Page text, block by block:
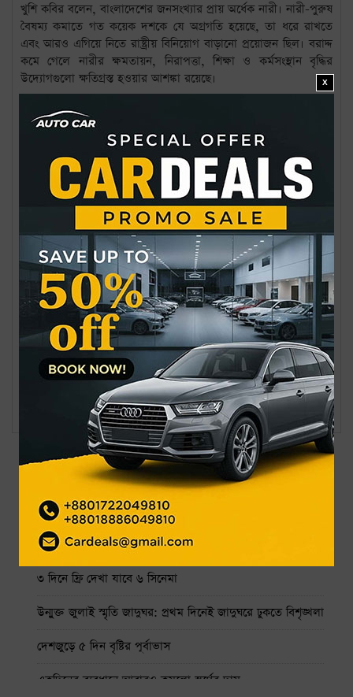
খুশি কবির বলেন, বাংলাদেশের জনসংখ্যার প্রায় অর্ধেক নারী। নারী-পুরুষ
বৈষম্য কমাতে গত কয়েক দশকে যে অগ্রগতি হয়েছে, তা ধরে রাখতে
এবং আরও এগিয়ে নিতে রাষ্ট্রীয় বিনিয়োগ বাড়ানো প্রয়োজন ছিল। বরাদ্দ
কমে গেলে নারীর ক্ষমতায়ন, নিরাপত্তা, শিক্ষা ও কর্মসংস্থান বৃদ্ধির
উদ্যোগগুলো ক্ষতিগ্রস্ত হওয়ার আশঙ্কা রয়েছে।
তিনি বলেন, কেবল নারী ও শিশু বিষয়ক মন্ত্রণালয়ের বরাদ্দ নয়, স্বাস্থ্য,
শিক্ষা, পরিবহন ও অবকাঠামোসহ অন্যান্য খাতেও নারীদের জন্য কী
ধরনের কর্মসূচি ও বরাদ্দ রাখা হয়েছে, তা স্পষ্ট হওয়া প্রয়োজন। নিরাপদ
সড়ক, গণপরিবহন ও অবকাঠামো নিশ্চিত না হলে নারীরা উন্নয়নের সুফল
পুরোপুরি ভোগ করতে পারবেন না।
খুশি কবির আরও বলেন, দেশের টেকসই উন্নয়ন ও সমৃদ্ধির জন্য নারীদের
সমান সুযোগ নিশ্চিত করা অপরিহার্য। তাই নারী খাতে বরাদ্দ কমানোর
কারণ এবং বিকল্পভাবে অন্য খাতে নারীদের জন্য কী ধরনের উদ্যোগ
নেওয়া হয়েছে, সে বিষয়ে সরকারের স্পষ্ট ব্যাখ্যা প্রয়োজন।
বিষয়: #নারী ও শিশু উন্নয়ন খাতে বরাদ্দ ৫ #১৯৬ কোটি টাকা
শিক্ষা খাতে ইতিহাসের সর্বোচ্চ বরাদ্দের প্রস্তাব
বাজেটে মূল্যস্ফীতির লক্ষ্য ৭.৫ শতাংশ, জিডিপি প্রবৃদ্ধি ৬.৫ শতাংশ
সর্বশেষ
জনপ্রিয়
নাফ নদ থেকে ৩ জেলেকে ধরে নিয়ে গেছে আরাকান আর্মি
গ্র্যামিতে এখনো সিদ্ধান্তহীন স্ট্রে কিডস
৩ দিনে ফ্রি দেখা যাবে ৬ সিনেমা
উন্মুক্ত জুলাই স্মৃতি জাদুঘর: প্রথম দিনেই জাদুঘরে ঢুকতে বিশৃঙ্খলা
দেশজুড়ে ৫ দিন বৃষ্টির পূর্বাভাস
একদিনের ব্যবধানে আবারও কমলো স্বর্ণের দাম
X